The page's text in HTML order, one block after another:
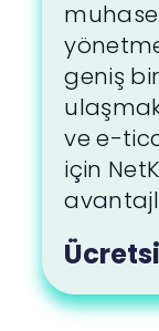
geniş
ve e-
için